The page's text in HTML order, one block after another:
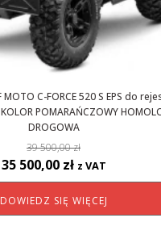
C-FORCE 520 S EPS do
POMARAŃCZOWY
DROGOWA
39 500,00zł
Pierwotna
cena
wynosiła:
35 500,00 złAktualna
cena
wynosi:
z VAT
DOWIEDZ SIĘ WIĘCEJ